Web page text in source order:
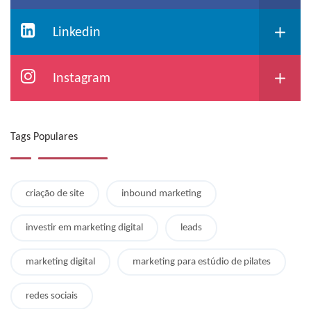
Linkedin
Instagram
Tags Populares
criação de site inbound marketing
investir em marketing digital leads
marketing digital marketing para estúdio de pilates
redes sociais